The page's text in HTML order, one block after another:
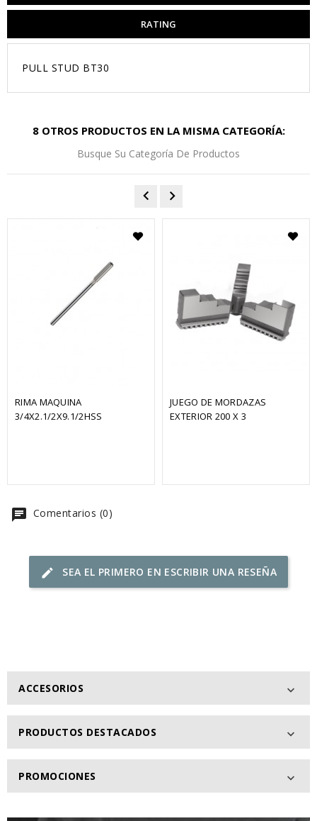
RATING
PULL STUD BT30
8 OTROS PRODUCTOS EN LA MISMA CATEGORÍA:
Busque Su Categoría De Productos
RIMA MAQUINA
3/4X2.1/2X9.1/2HSS
JUEGO DE MORDAZAS
EXTERIOR 200 X 3
chat Comentarios (0)
edit SEA EL PRIMERO EN ESCRIBIR UNA RESEÑA
ACCESORIOS 
PRODUCTOS DESTACADOS 
PROMOCIONES 